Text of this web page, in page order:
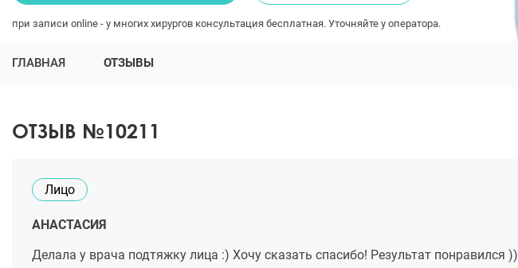
при записи online - у многих хирургов консультация бесплатная. Уточняйте у оператора.
ГЛАВНАЯ ОТЗЫВЫ
ОТЗЫВ №10211
Лицо
АНАСТАСИЯ
Делала у врача подтяжку лица :) Хочу сказать спасибо! Результат понравился ))